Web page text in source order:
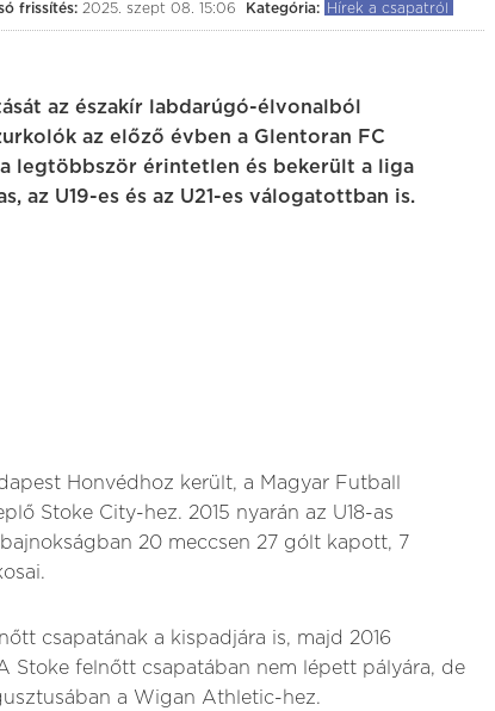
frissítés: 2025. szept 08. 15:06 Kategória: Hírek a csapatról
az északír labdarúgó-élvonalból
az előző évben a Glentoran FC
legtöbbször érintetlen és bekerült a liga
az U19-es és az U21-es válogatottban is.
Honvédhoz került, a Magyar Futball
Stoke City-hez. 2015 nyarán az U18-as
20 meccsen 27 gólt kapott, 7
csapatának a kispadjára is, majd 2016
Stoke felnőtt csapatában nem lépett pályára, de
a Wigan Athletic-hez.